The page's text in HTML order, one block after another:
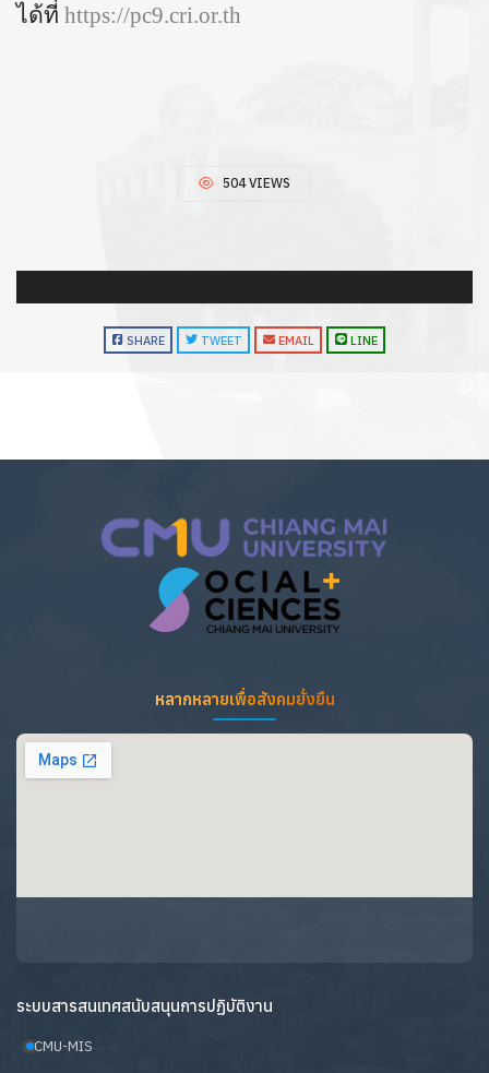
ได้ที่ https://pc9.cri.or.th
504 VIEWS
SHARE TWEET EMAIL LINE
หลากหลายเพื่อสังคมยั่งยืน
ระบบสารสนเทศสนับสนุนการปฏิบัติงาน
CMU-MIS